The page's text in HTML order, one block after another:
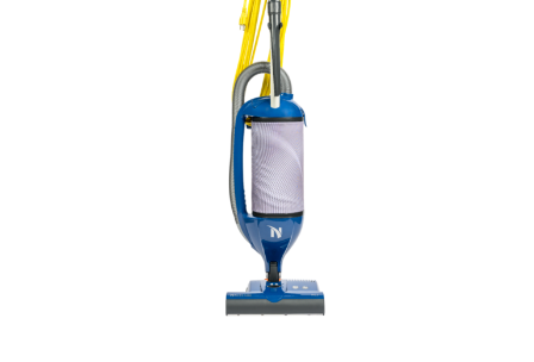
Grattoirs, moutons et racloirs pour vitres/planchers